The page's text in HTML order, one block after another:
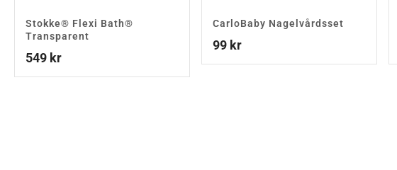
Stokke® Flexi Bath®
Transparent
549 kr
CarloBaby Nagelvårdsset
99 kr